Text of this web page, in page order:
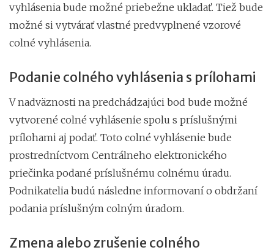
vyhlásenia bude možné priebežne ukladať. Tiež bude
možné si vytvárať vlastné predvyplnené vzorové
colné vyhlásenia.
Podanie colného vyhlásenia s prílohami
V nadväznosti na predchádzajúci bod bude možné
vytvorené colné vyhlásenie spolu s príslušnými
prílohami aj podať. Toto colné vyhlásenie bude
prostredníctvom Centrálneho elektronického
priečinka podané príslušnému colnému úradu.
Podnikatelia budú následne informovaní o obdržaní
podania príslušným colným úradom.
Zmena alebo zrušenie colného